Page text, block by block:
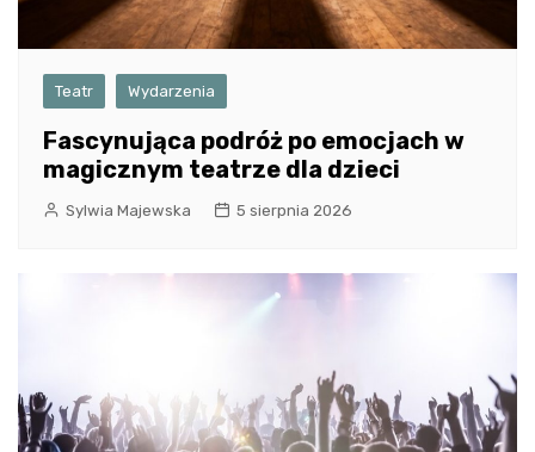
Teatr Wydarzenia
Fascynująca podróż po emocjach w
magicznym teatrze dla dzieci
Sylwia Majewska 5 sierpnia 2026